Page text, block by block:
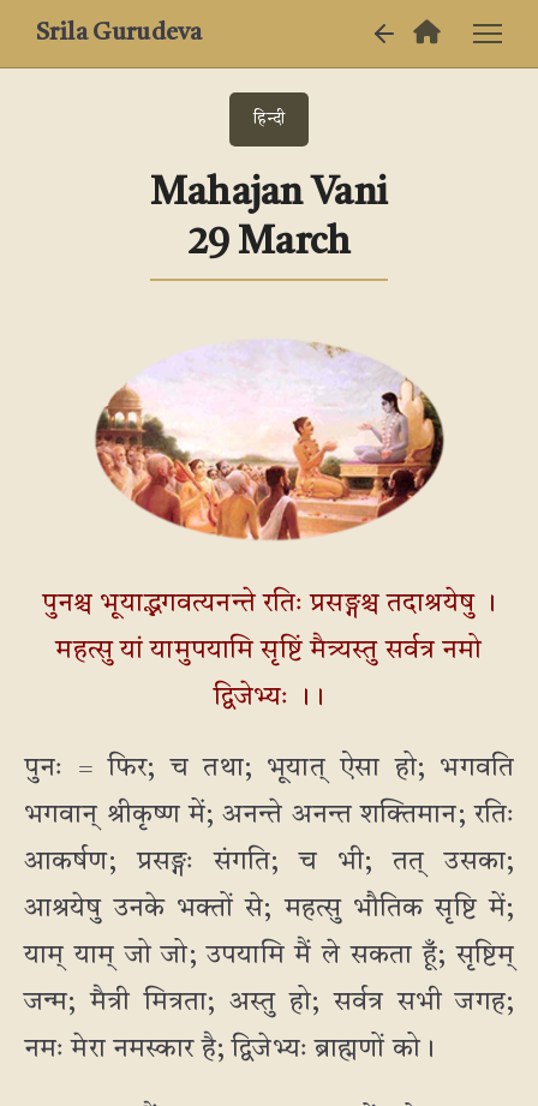
Srila Gurudeva
हिन्दी
Mahajan Vani
29 March
पुनश्च भूयाद्भगवत्यनन्ते रतिः प्रसङ्गश्च तदाश्रयेषु ।
महत्सु यां यामुपयामि सृष्टिं मैत्र्यस्तु सर्वत्र नमो
द्विजेभ्यः ।।
पुनः = फिर; च तथा; भूयात् ऐसा हो; भगवति
भगवान् श्रीकृष्ण में; अनन्ते अनन्त शक्तिमान; रतिः
आकर्षण; प्रसङ्गः संगति; च भी; तत् उसका;
आश्रयेषु उनके भक्तों से; महत्सु भौतिक सृष्टि में;
याम् याम् जो जो; उपयामि मैं ले सकता हूँ; सृष्टिम्
जन्म; मैत्री मित्रता; अस्तु हो; सर्वत्र सभी जगह;
नमः मेरा नमस्कार है; द्विजेभ्यः ब्राह्मणों को।